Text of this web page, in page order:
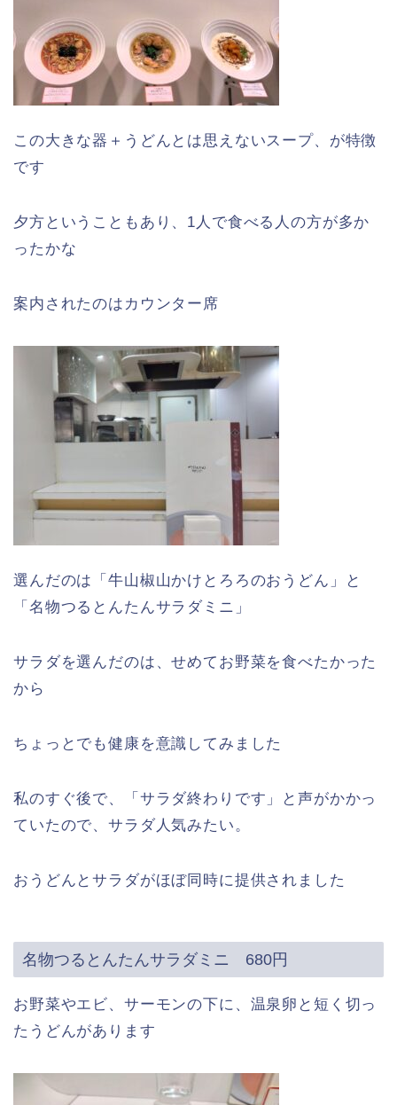
この大きな器＋うどんとは思えないスープ、が特徴
です
夕方ということもあり、1人で食べる人の方が多か
ったかな
案内されたのはカウンター席
選んだのは「牛山椒山かけとろろのおうどん」と
「名物つるとんたんサラダミニ」
サラダを選んだのは、せめてお野菜を食べたかった
から
ちょっとでも健康を意識してみました
私のすぐ後で、「サラダ終わりです」と声がかかっ
ていたので、サラダ人気みたい。
おうどんとサラダがほぼ同時に提供されました
名物つるとんたんサラダミニ 680円
お野菜やエビ、サーモンの下に、温泉卵と短く切っ
たうどんがあります